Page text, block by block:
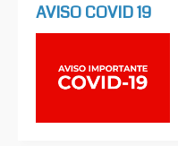
AVISO COVID 19